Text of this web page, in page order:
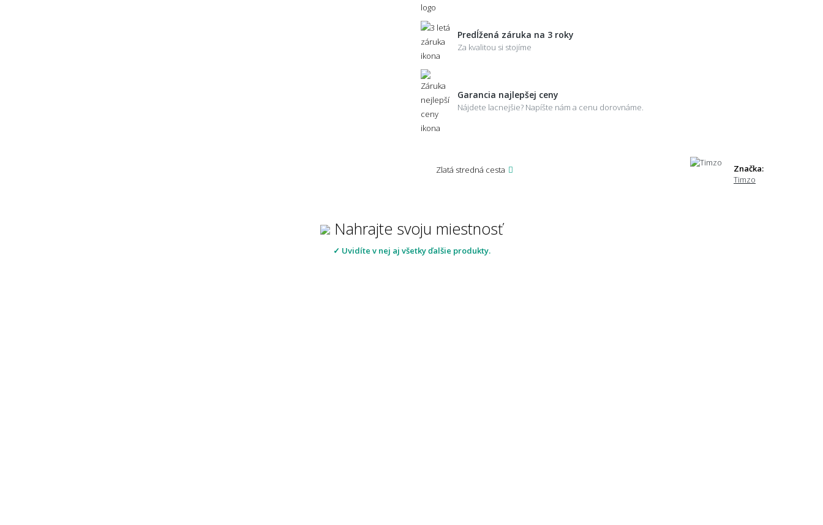
Predĺžená záruka na 3 roky
Za kvalitou si stojíme
Garancia najlepšej ceny
Nájdete lacnejšie? Napíšte nám a cenu dorovnáme.
Zlatá stredná cesta
Značka:
Timzo
Nahrajte svoju miestnosť
✓ Uvidíte v nej aj všetky ďalšie produkty.